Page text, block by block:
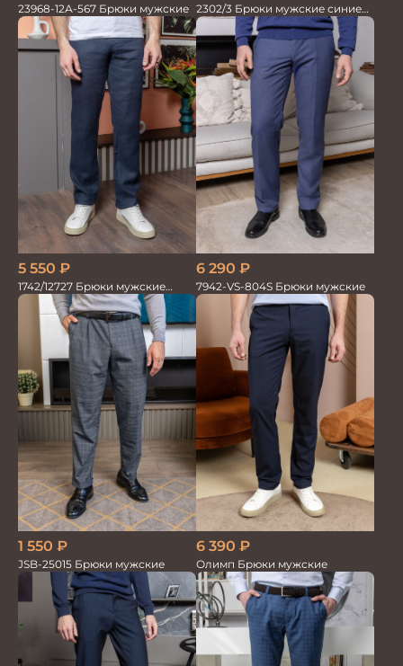
23968-12А-567 Брюки мужские 2302/3 Брюки мужские синие
диагональ
5 550 ₽
1742/12727 Брюки мужские
100%лён син
6 290 ₽
7942-VS-804S Брюки мужские
1 550 ₽
JSB-25015 Брюки мужские
6 390 ₽
Олимп Брюки мужские